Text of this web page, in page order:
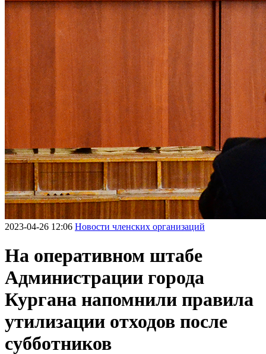
2023-04-26 12:06 Новости членских организаций
На оперативном штабе
Администрации города
Кургана напомнили правила
утилизации отходов после
субботников